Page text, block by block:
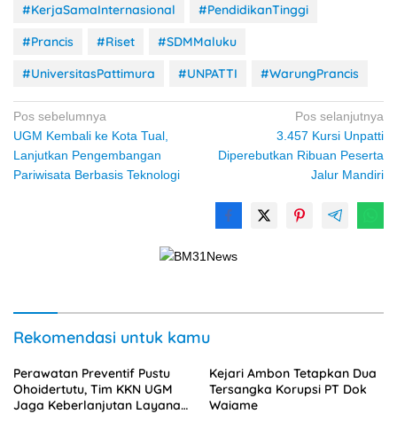
#KerjaSamaInternasional
#PendidikanTinggi
#Prancis
#Riset
#SDMMaluku
#UniversitasPattimura
#UNPATTI #WarungPrancis
Navigasi
pos
Pos sebelumnya
UGM Kembali ke Kota Tual,
Lanjutkan Pengembangan
Pariwisata Berbasis Teknologi
Pos selanjutnya
3.457 Kursi Unpatti
Diperebutkan Ribuan Peserta
Jalur Mandiri
Rekomendasi untuk kamu
Perawatan Preventif Pustu
Ohoidertutu, Tim KKN UGM
Jaga Keberlanjutan Layanan
Kejari Ambon Tetapkan Dua
Tersangka Korupsi PT Dok
Waiame